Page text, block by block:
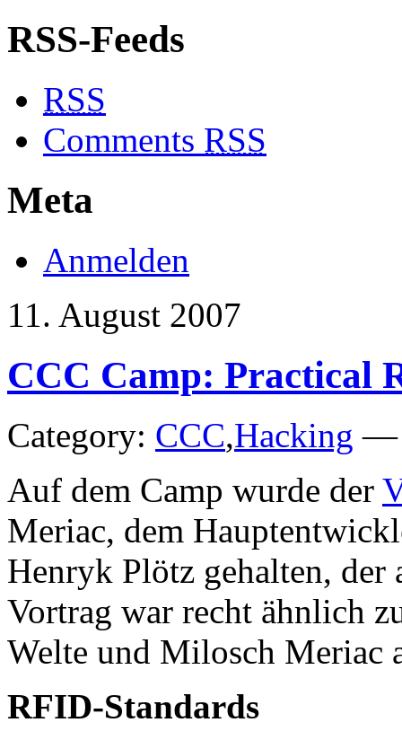
RSS-Feeds
RSS
Comments RSS
Meta
Anmelden
11. August 2007
CCC Camp: Practical
Category: CCC,Hacking —
Auf dem Camp wurde der
Meriac, dem
Henryk Plötz gehalten, der
Vortrag war recht ähnlich
Welte und Milosch Meriac
RFID-Standards